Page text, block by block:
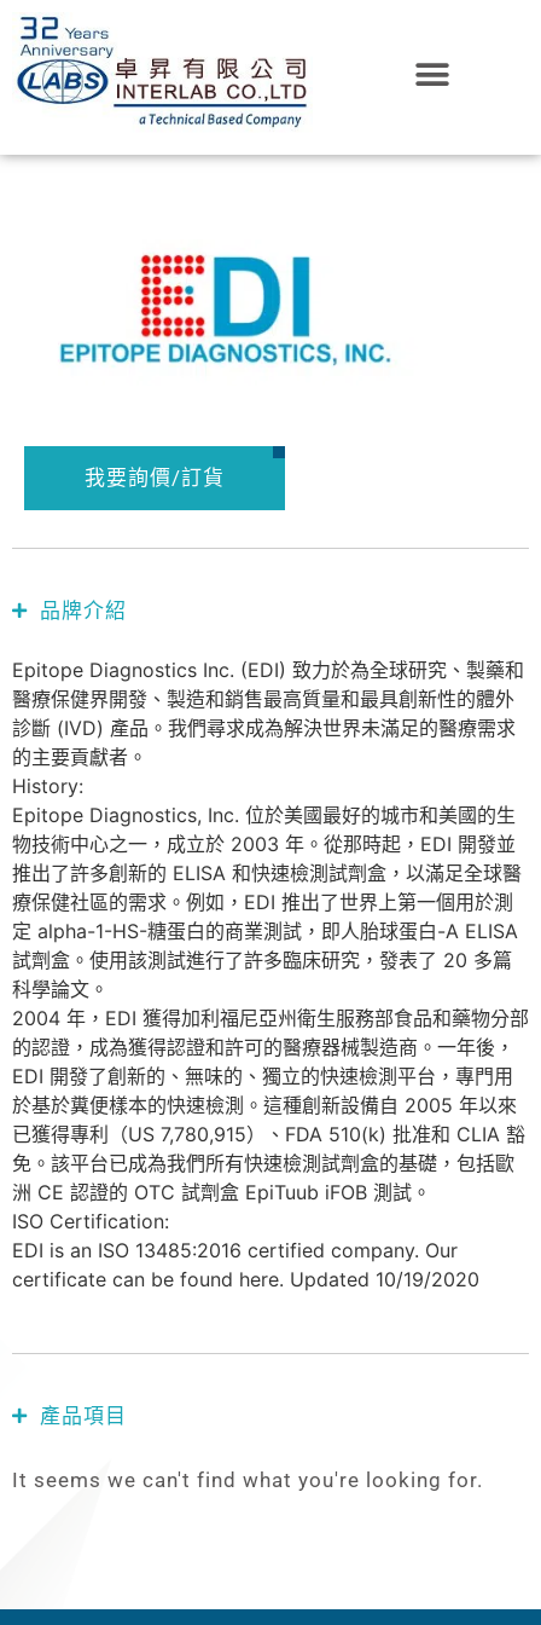
我要詢價/訂貨
品牌介紹
Epitope Diagnostics Inc. (EDI) 致力於為全球研究、製藥和
醫療保健界開發、製造和銷售最高質量和最具創新性的體外
診斷 (IVD) 產品。我們尋求成為解決世界未滿足的醫療需求
的主要貢獻者。
History:
Epitope Diagnostics, Inc. 位於美國最好的城市和美國的生
物技術中心之一，成立於 2003 年。從那時起，EDI 開發並
推出了許多創新的 ELISA 和快速檢測試劑盒，以滿足全球醫
療保健社區的需求。例如，EDI 推出了世界上第一個用於測
定 alpha-1-HS-糖蛋白的商業測試，即人胎球蛋白-A ELISA
試劑盒。使用該測試進行了許多臨床研究，發表了 20 多篇
科學論文。
2004 年，EDI 獲得加利福尼亞州衛生服務部食品和藥物分部
的認證，成為獲得認證和許可的醫療器械製造商。一年後，
EDI 開發了創新的、無味的、獨立的快速檢測平台，專門用
於基於糞便樣本的快速檢測。這種創新設備自 2005 年以來
已獲得專利（US 7,780,915）、FDA 510(k) 批准和 CLIA 豁
免。該平台已成為我們所有快速檢測試劑盒的基礎，包括歐
洲 CE 認證的 OTC 試劑盒 EpiTuub iFOB 測試。
ISO Certification:
EDI is an ISO 13485:2016 certified company. Our
certificate can be found here. Updated 10/19/2020
產品項目
It seems we can't find what you're looking for.